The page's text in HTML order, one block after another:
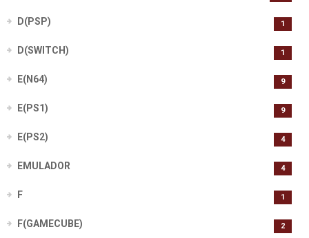
D(PSP) 1
D(SWITCH) 1
E(N64) 9
E(PS1) 9
E(PS2) 4
EMULADOR 4
F 1
F(GAMECUBE) 2